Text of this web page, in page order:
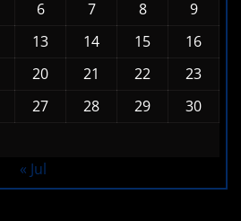
6 7 8
9
13 14 15
16
20 21 22
23
27 28 29
30
« Jul